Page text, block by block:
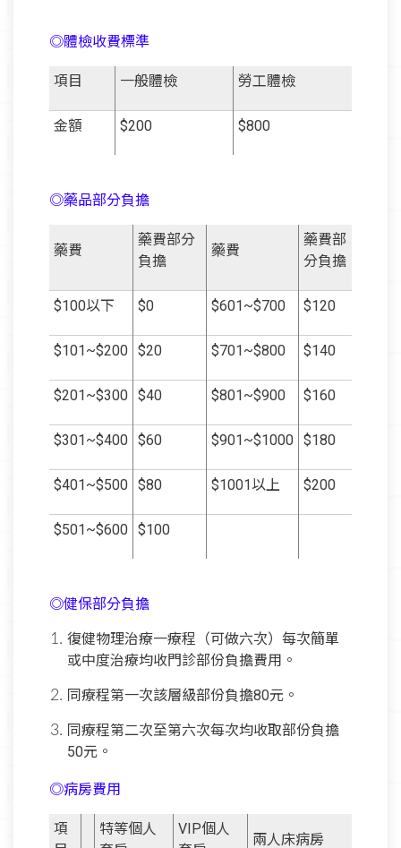
◎體檢收費標準
項目 一般體檢 勞工體檢
金額 $200 $800
◎藥品部分負擔
藥費
藥費部分
負擔
藥費
藥費部
分負擔
$100以下 $0 $601~$700 $120
$101~$200 $20 $701~$800 $140
$201~$300 $40 $801~$900 $160
$301~$400 $60 $901~$1000 $180
$401~$500 $80 $1001以上 $200
$501~$600 $100
◎健保部分負擔
復健物理治療一療程（可做六次）每次簡單
或中度治療均收門診部份負擔費用。
同療程第一次該層級部份負擔80元。
同療程第二次至第六次每次均收取部份負擔
50元。
◎病房費用
項
特等個人
VIP個人
兩人床病房